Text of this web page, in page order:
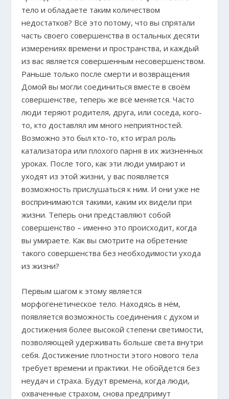
тело и обладаете таким количеством
недостатков? Всё это потому, что вы спрятали
часть своего совершенства в остальных десяти
измерениях времени и пространства, и каждый
из вас является совершенным несовершенством.
Раньше только после смерти и возвращения
Домой вы могли соединиться вместе в своём
совершенстве, теперь же всё меняется. Часто
люди теряют родителя, друга, или соседа, кого-
то, кто доставлял им много неприятностей.
Возможно это был кто-то, кто играл роль
катализатора или плохого парня в их жизненных
уроках. После того, как эти люди умирают и
уходят из этой жизни, у вас появляется
возможность прислушаться к ним. И они уже не
воспринимаются такими, каким их видели при
жизни. Теперь они представляют собой
совершенство – именно это происходит, когда
вы умираете. Как вы смотрите на обретение
такого совершенства без необходимости ухода
из жизни?
Первым шагом к этому является
морфогенетическое тело. Находясь в нём,
появляется возможность соединения с духом и
достижения более высокой степени светимости,
позволяющей удерживать больше света внутри
себя. Достижение плотности этого нового тела
требует времени и практики. Не обойдется без
неудач и страха. Будут времена, когда люди,
охваченные страхом, снова предпримут